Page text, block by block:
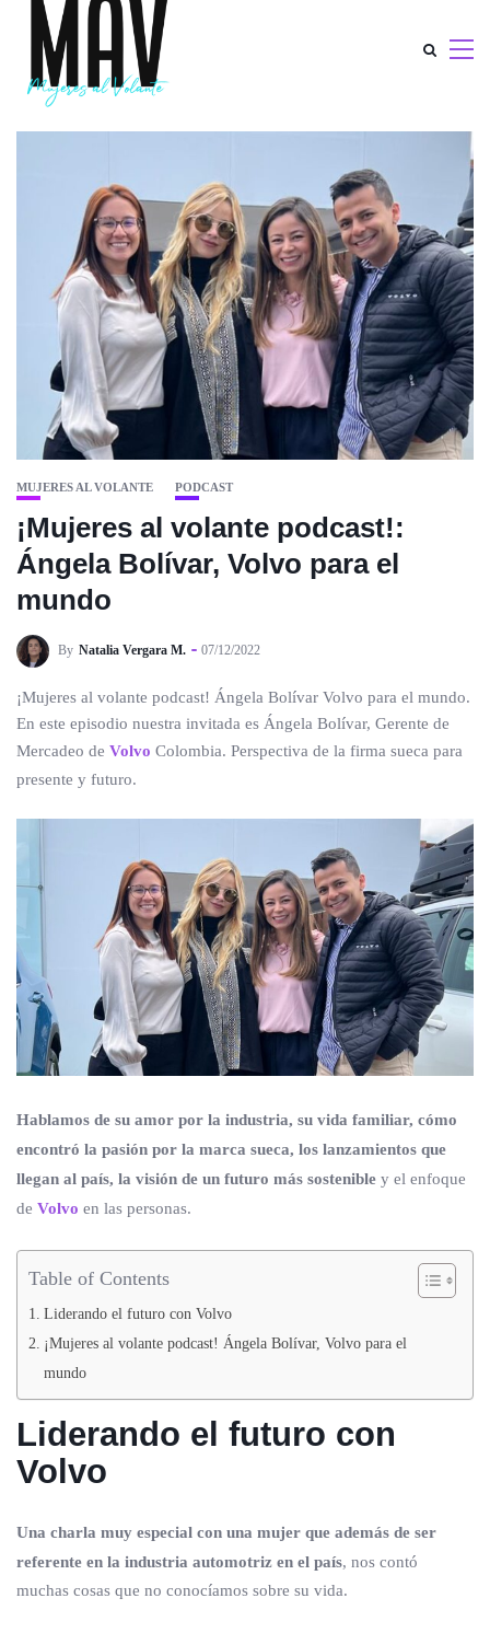
MUJERES AL VOLANTE PODCAST
¡Mujeres al volante podcast!:
Ángela Bolívar, Volvo para el
mundo
By Natalia Vergara M. 07/12/2022
¡Mujeres al volante podcast! Ángela Bolívar Volvo para el mundo.
En este episodio nuestra invitada es Ángela Bolívar, Gerente de
Mercadeo de Volvo Colombia. Perspectiva de la firma sueca para
presente y futuro.
Hablamos de su amor por la industria, su vida familiar, cómo
encontró la pasión por la marca sueca, los lanzamientos que
llegan al país, la visión de un futuro más sostenible y el enfoque
de Volvo en las personas.
Table of Contents
Liderando el futuro con Volvo
¡Mujeres al volante podcast! Ángela Bolívar, Volvo para el
mundo
Liderando el futuro con
Volvo
Una charla muy especial con una mujer que además de ser
referente en la industria automotriz en el país, nos contó
muchas cosas que no conocíamos sobre su vida.